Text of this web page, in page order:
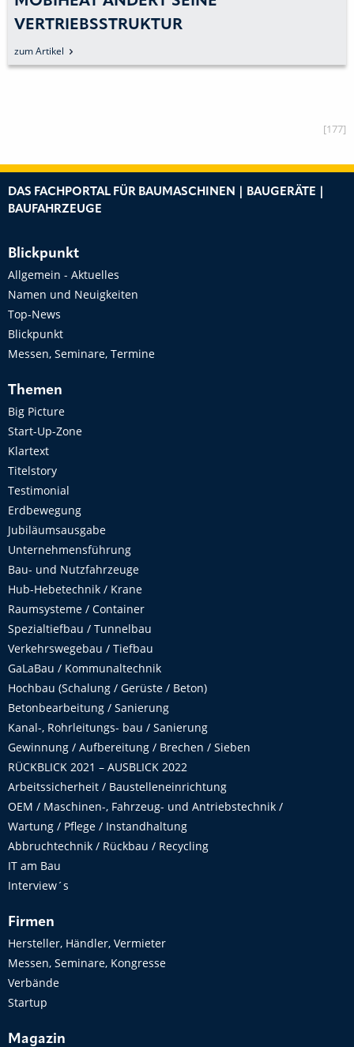
VERTRIEBSSTRUKTUR
zum Artikel
[177]
DAS FACHPORTAL FÜR BAUMASCHINEN | BAUGERÄTE |
BAUFAHRZEUGE
Blickpunkt
Allgemein - Aktuelles
Namen und Neuigkeiten
Top-News
Blickpunkt
Messen, Seminare, Termine
Themen
Big Picture
Start-Up-Zone
Klartext
Titelstory
Testimonial
Erdbewegung
Jubiläumsausgabe
Unternehmensführung
Bau- und Nutzfahrzeuge
Hub-Hebetechnik / Krane
Raumsysteme / Container
Spezialtiefbau / Tunnelbau
Verkehrswegebau / Tiefbau
GaLaBau / Kommunaltechnik
Hochbau (Schalung / Gerüste / Beton)
Betonbearbeitung / Sanierung
Kanal-, Rohrleitungs- bau / Sanierung
Gewinnung / Aufbereitung / Brechen / Sieben
RÜCKBLICK 2021 – AUSBLICK 2022
Arbeitssicherheit / Baustelleneinrichtung
OEM / Maschinen-, Fahrzeug- und Antriebstechnik /
Wartung / Pflege / Instandhaltung
Abbruchtechnik / Rückbau / Recycling
IT am Bau
Interview´s
Firmen
Hersteller, Händler, Vermieter
Messen, Seminare, Kongresse
Verbände
Startup
Magazin